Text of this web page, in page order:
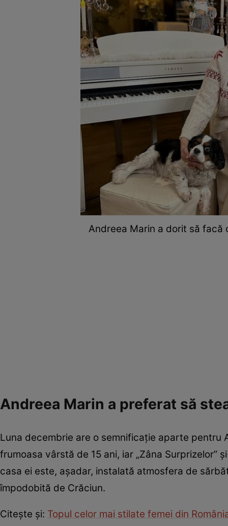
Andreea Marin a dorit să
Andreea Marin a preferat să
Luna decembrie are o semnificaţie aparte pentru
frumoasa vârstă de 15 ani, iar „Zâna Surprizelor”
casa ei este, aşadar, instalată atmosfera de
împodobită de Crăciun.
Citește și: Topul celor mai stilate femei din